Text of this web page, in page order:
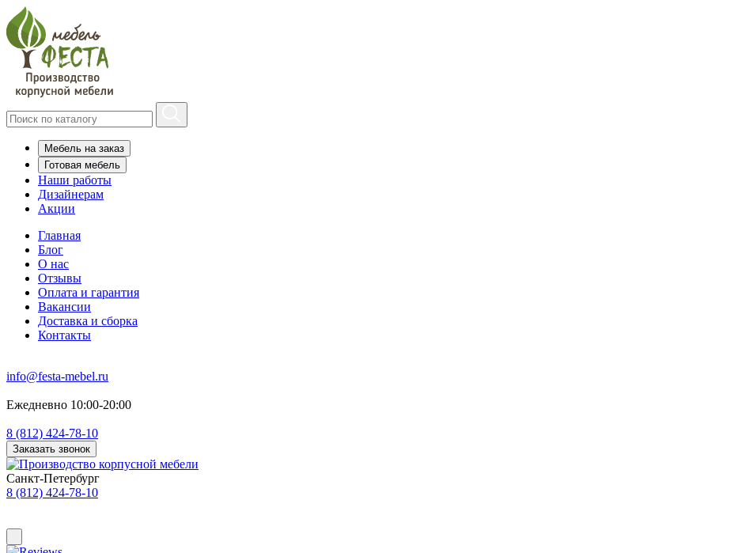
Мебель на заказ
Готовая мебель
Наши работы
Дизайнерам
Акции
Главная
Блог
О нас
Отзывы
Оплата и гарантия
Вакансии
Доставка и сборка
Контакты
info@festa-mebel.ru
Ежедневно 10:00-20:00
8 (812) 424-78-10
Заказать звонок
Санкт-Петербург
8 (812) 424-78-10